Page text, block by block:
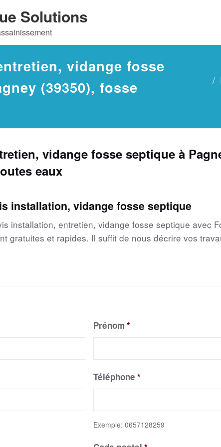
Solutions
vidange fosse
(39350), fosse
vidange fosse septique à
eaux
installation, vidange fosse septique
installation, entretien, vidange fosse septique avec
gratuites et rapides. Il suffit de nous décrire vos
Prénom *
Téléphone *
Exemple: 0657128259